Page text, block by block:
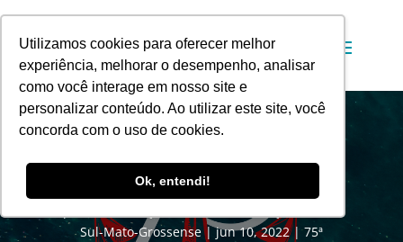
Utilizamos cookies para oferecer melhor
experiência, melhorar o desempenho, analisar
como você interage em nosso site e
personalizar conteúdo. Ao utilizar este site, você
concorda com o uso de cookies.
Ok, entendi!
75ª Assembleia: Lista de Hotéis
Sul-Mato-Grossense
jun 10, 2022
75ª